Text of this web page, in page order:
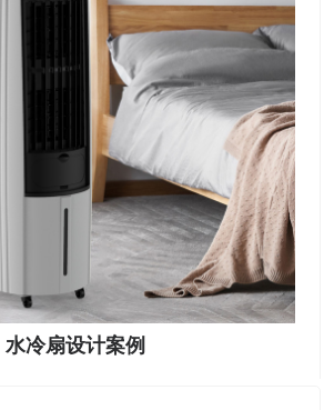
水冷扇设计案例